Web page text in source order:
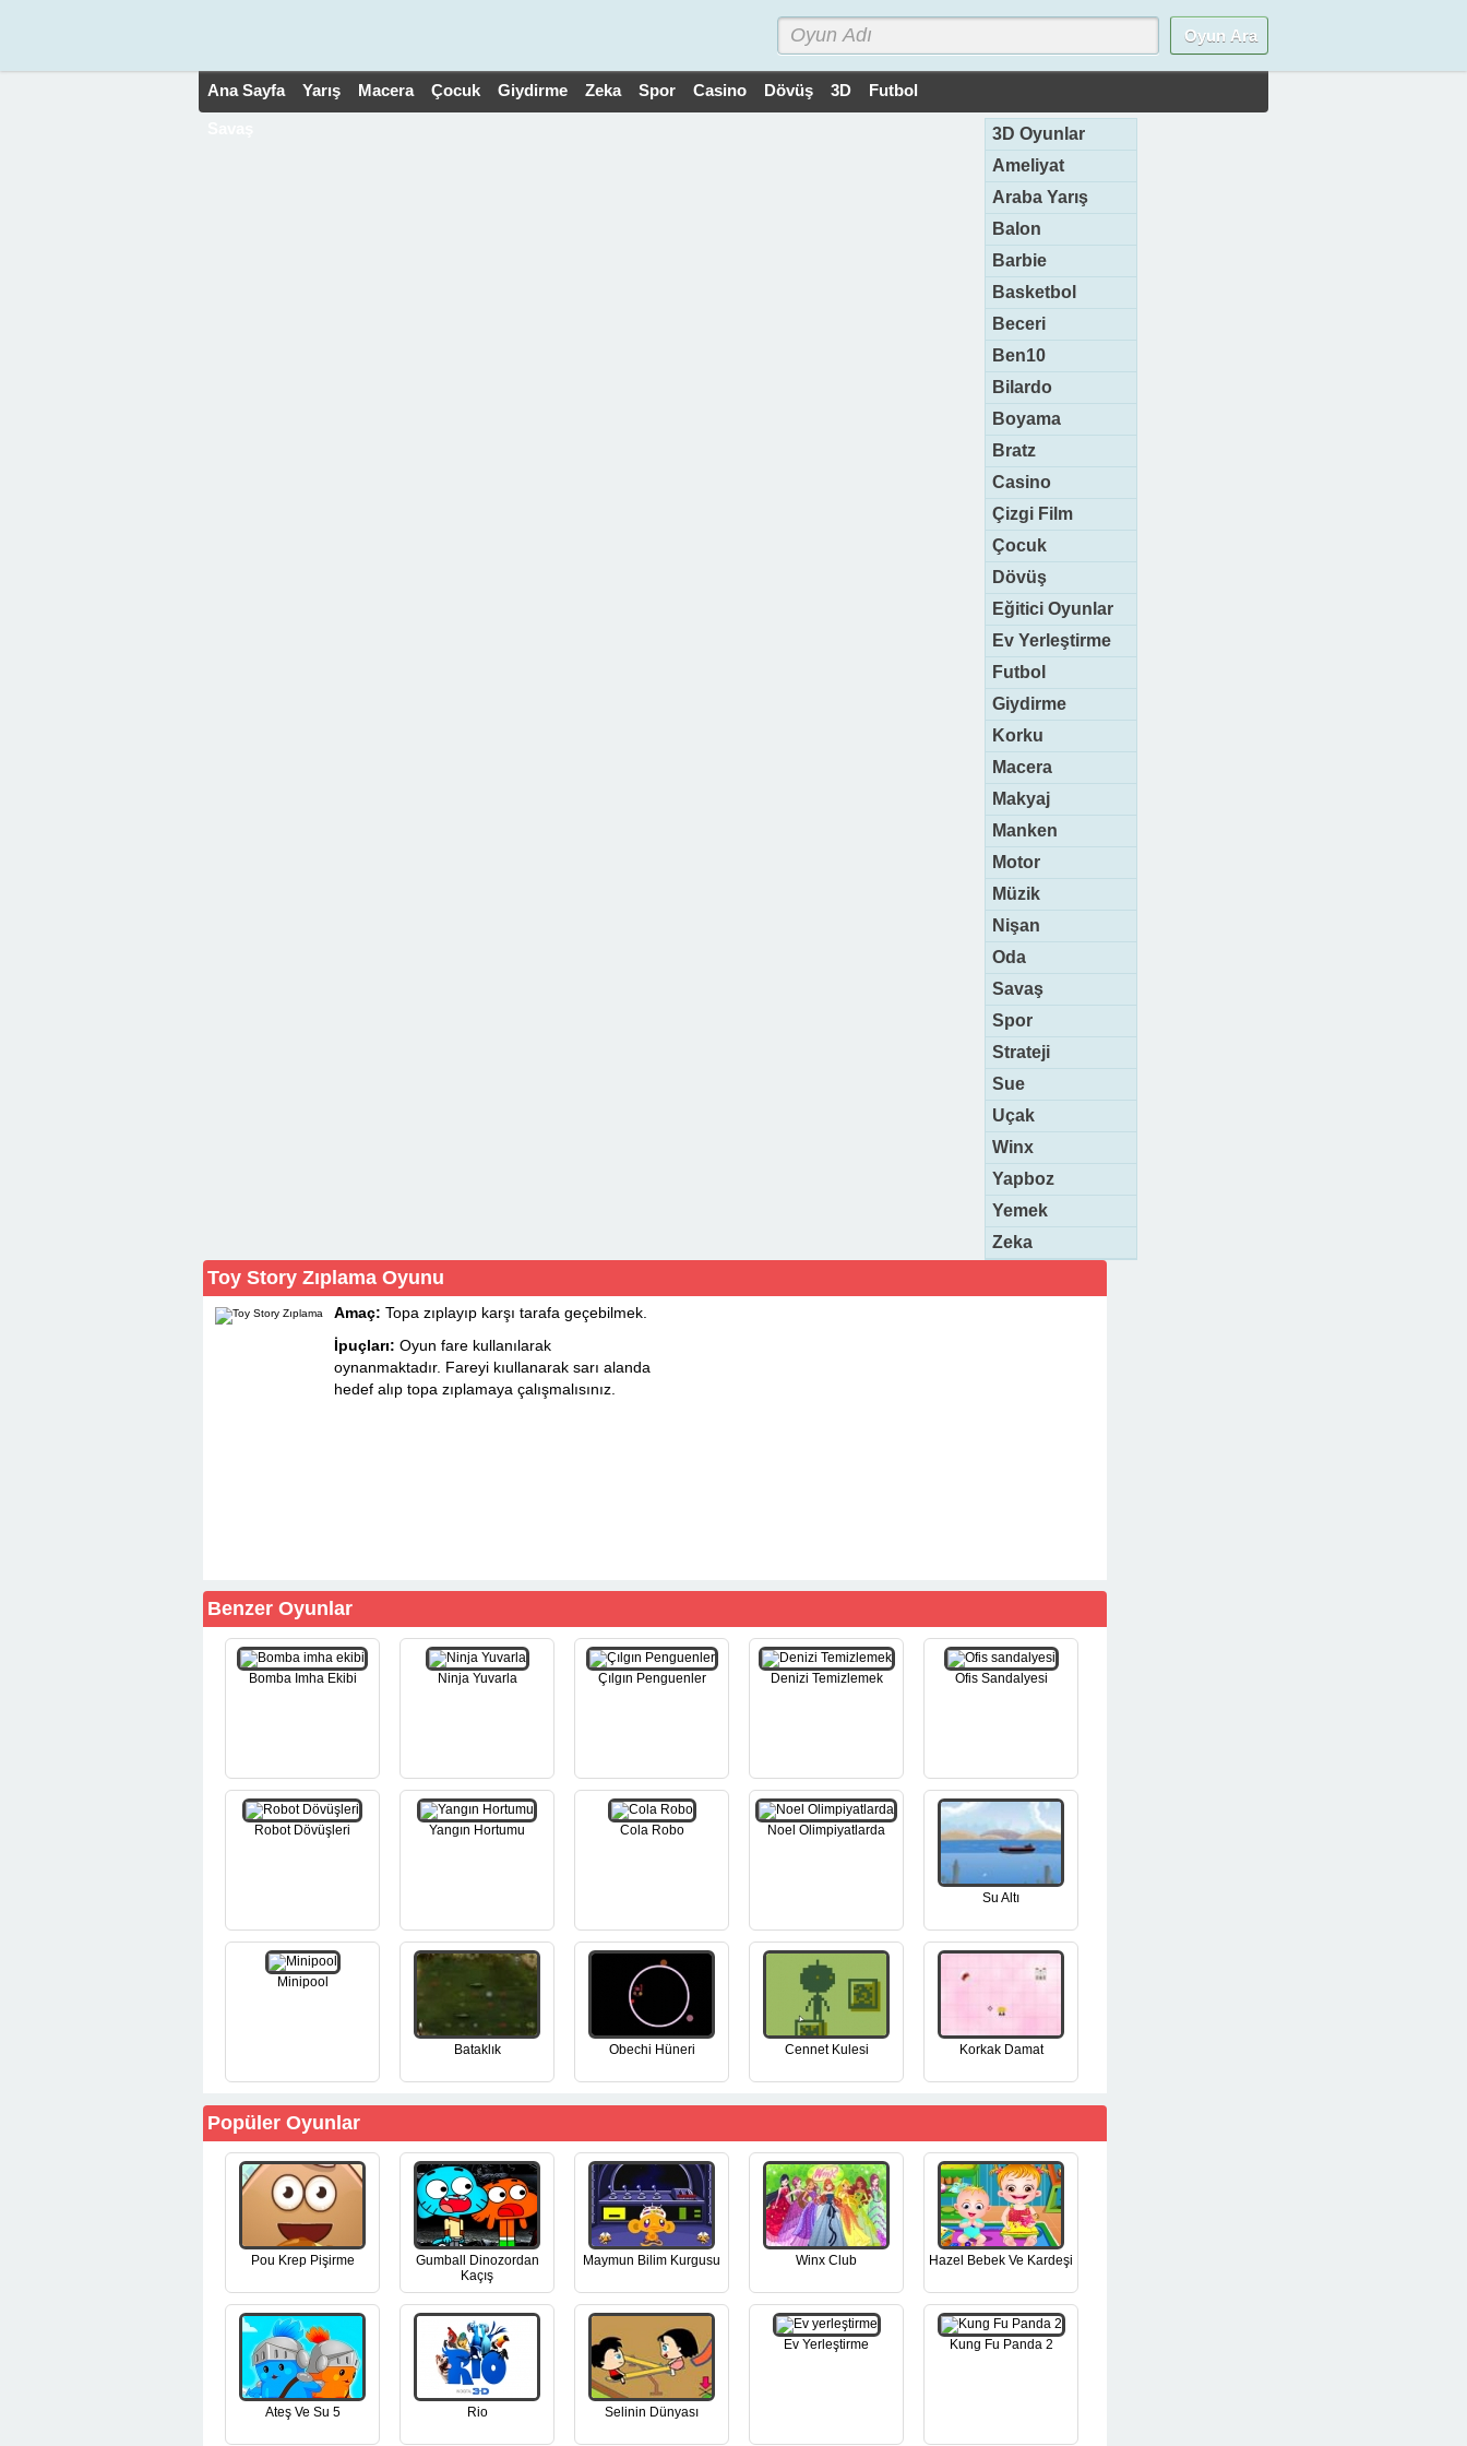
Ana Sayfa Yarış Macera Çocuk Giydirme Zeka Spor Casino Dövüş 3D Futbol
3D Oyunlar
Ameliyat
Araba Yarış
Balon
Barbie
Basketbol
Beceri
Ben10
Bilardo
Boyama
Bratz
Casino
Çizgi Film
Çocuk
Dövüş
Eğitici Oyunlar
Ev Yerleştirme
Futbol
Giydirme
Korku
Macera
Makyaj
Manken
Motor
Müzik
Nişan
Oda
Savaş
Spor
Strateji
Sue
Uçak
Winx
Yapboz
Yemek
Zeka
Toy Story Zıplama Oyunu
Amaç: Topa zıplayıp karşı tarafa geçebilmek.
İpuçları: Oyun fare kullanılarak
oynanmaktadır. Fareyi kıullanarak sarı alanda
hedef alıp topa zıplamaya çalışmalısınız.
Benzer Oyunlar
Bomba Imha Ekibi Ninja Yuvarla Çılgın Penguenler Denizi Temizlemek Ofis Sandalyesi
Robot Dövüşleri Yangın Hortumu Cola Robo Noel Olimpiyatlarda
Su Altı
Minipool
Bataklık Obechi Hüneri Cennet Kulesi Korkak Damat
Popüler Oyunlar
Pou Krep Pişirme
Gumball Dinozordan
Kaçış
Maymun Bilim Kurgusu Winx Club Hazel Bebek Ve Kardeşi
Ateş Ve Su 5 Rio Selinin Dünyası
Ev Yerleştirme Kung Fu Panda 2